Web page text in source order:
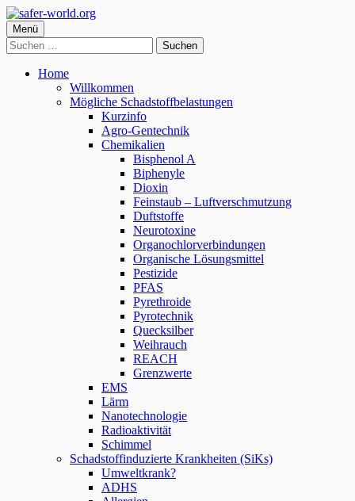
Springe
zum
Inhalt
safer-world.org
Informationen über Zusammenhänge zwischen Umwelt und
Gesundheit
Primäres
Menü
Menü
Suchen
nach:
Home
Willkommen
Mögliche Schadstoffbelastungen
Kurzinfo
Agro-Gentechnik
Chemikalien
Bisphenol A
Biphenyle
Dioxin
Feinstaub – Luftverschmutzung
Duftstoffe
Neurotoxine
Organochlorverbindungen
Organische Lösungsmittel
Pestizide
PFAS
Pyrethroide
Pyrotechnik
Quecksilber
Weihrauch
REACH
Grenzwerte
EMS
Lärm
Nanotechnologie
Radioaktivität
Schimmel
Schadstoffinduzierte Krankheiten (SiKs)
Umweltkrank?
ADHS